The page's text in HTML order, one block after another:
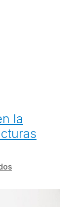
la